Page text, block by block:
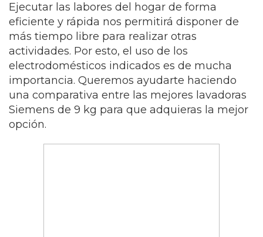
Ejecutar las labores del hogar de forma
eficiente y rápida nos permitirá disponer de
más tiempo libre para realizar otras
actividades. Por esto, el uso de los
electrodomésticos indicados es de mucha
importancia. Queremos ayudarte haciendo
una comparativa entre las mejores lavadoras
Siemens de 9 kg para que adquieras la mejor
opción.